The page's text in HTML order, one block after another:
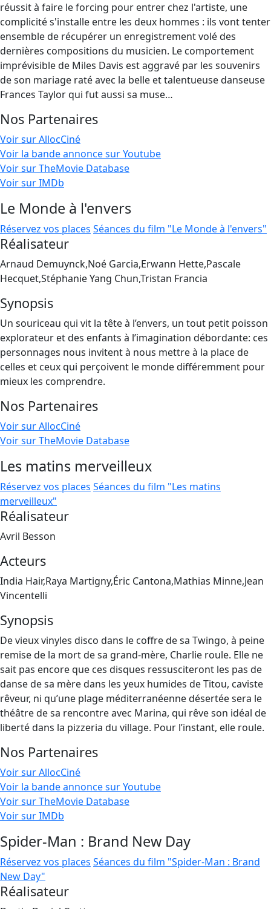
réussit à faire le forcing pour entrer chez l'artiste, une
complicité s'installe entre les deux hommes : ils vont tenter
ensemble de récupérer un enregistrement volé des
dernières compositions du musicien. Le comportement
imprévisible de Miles Davis est aggravé par les souvenirs
de son mariage raté avec la belle et talentueuse danseuse
Frances Taylor qui fut aussi sa muse…
Nos Partenaires
Voir sur AllocCiné
Voir la bande annonce sur Youtube
Voir sur TheMovie Database
Voir sur IMDb
Le Monde à l'envers
Réservez vos places Séances du film "Le Monde à l'envers"
Réalisateur
Arnaud Demuynck,Noé Garcia,Erwann Hette,Pascale
Hecquet,Stéphanie Yang Chun,Tristan Francia
Synopsis
Un souriceau qui vit la tête à l’envers, un tout petit poisson
explorateur et des enfants à l’imagination débordante: ces
personnages nous invitent à nous mettre à la place de
celles et ceux qui perçoivent le monde différemment pour
mieux les comprendre.
Nos Partenaires
Voir sur AllocCiné
Voir sur TheMovie Database
Les matins merveilleux
Réservez vos places Séances du film "Les matins
merveilleux"
Réalisateur
Avril Besson
Acteurs
India Hair,Raya Martigny,Éric Cantona,Mathias Minne,Jean
Vincentelli
Synopsis
De vieux vinyles disco dans le coffre de sa Twingo, à peine
remise de la mort de sa grand-mère, Charlie roule. Elle ne
sait pas encore que ces disques ressusciteront les pas de
danse de sa mère dans les yeux humides de Titou, caviste
rêveur, ni qu’une plage méditerranéenne désertée sera le
théâtre de sa rencontre avec Marina, qui rêve son idéal de
liberté dans la pizzeria du village. Pour l’instant, elle roule.
Nos Partenaires
Voir sur AllocCiné
Voir la bande annonce sur Youtube
Voir sur TheMovie Database
Voir sur IMDb
Spider-Man : Brand New Day
Réservez vos places Séances du film "Spider-Man : Brand
New Day"
Réalisateur